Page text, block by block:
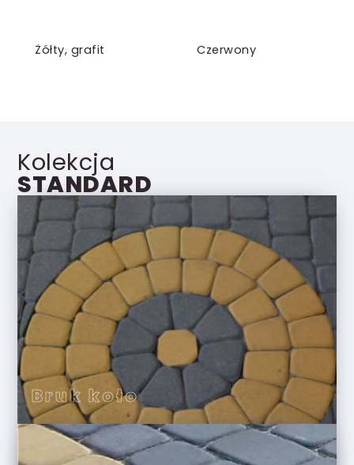
Żółty, grafit Czerwony
Kolekcja
STANDARD
Bruk koło